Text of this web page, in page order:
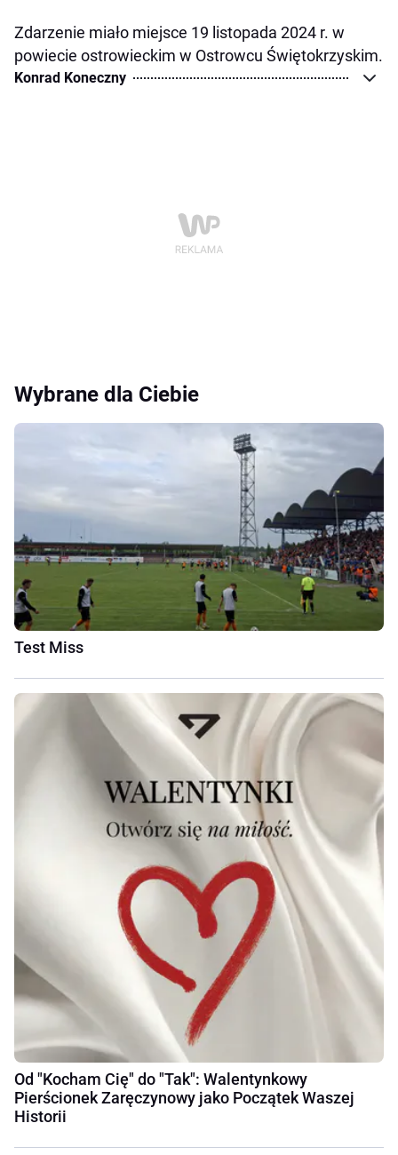
Zdarzenie miało miejsce 19 listopada 2024 r. w
powiecie ostrowieckim w Ostrowcu Świętokrzyskim.
Konrad Koneczny
Wybrane dla Ciebie
Test Miss
Od "Kocham Cię" do "Tak": Walentynkowy
Pierścionek Zaręczynowy jako Początek Waszej
Historii